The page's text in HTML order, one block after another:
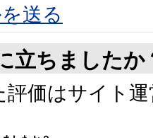
送る
立ちましたか
評価はサイト